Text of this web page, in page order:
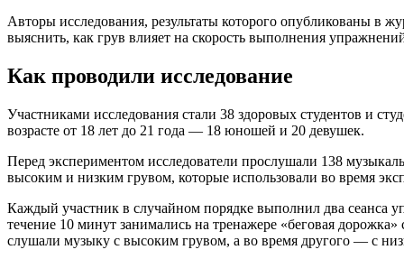
Авторы исследования, результаты которого опубликованы в
выяснить, как грув влияет на скорость выполнения
Как проводили исследование
Участниками исследования стали 38 здоровых студентов и
возрасте от 18 лет до 21 года — 18 юношей и 20 девушек.
Перед экспериментом исследователи прослушали 138
высоким и низким грувом, которые использовали во время
Каждый участник в случайном порядке выполнил два сеанса
течение 10 минут занимались на тренажере «беговая
слушали музыку с высоким грувом, а во время другого — с